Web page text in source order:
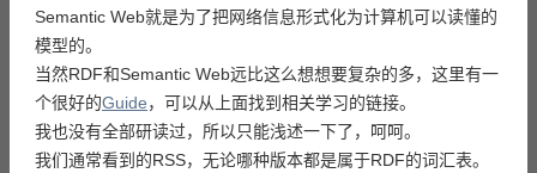
Semantic Web就是为了把网络信息形式化为计算机可以读懂的
模型的。
当然RDF和Semantic Web远比这么想想要复杂的多，这里有一
个很好的Guide，可以从上面找到相关学习的链接。
我也没有全部研读过，所以只能浅述一下了，呵呵。
我们通常看到的RSS，无论哪种版本都是属于RDF的词汇表。